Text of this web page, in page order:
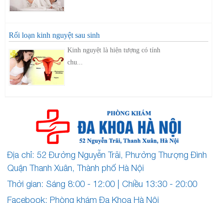
Rối loạn kinh nguyệt sau sinh
Kinh nguyệt là hiện tượng có tính
chu...
Địa chỉ: 52 Đường Nguyễn Trãi, Phường Thượng Đình
Quận Thanh Xuân, Thành phố Hà Nội
Thời gian: Sáng 8:00 - 12:00 | Chiều 13:30 - 20:00
Facebook: Phòng khám Đa Khoa Hà Nội